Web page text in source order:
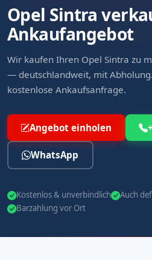
Opel Sintra
Ankaufangebot
Wir kaufen Ihren Opel Sintra zu
— deutschlandweit, mit
kostenlose Ankaufsanfrage.
Angebot einholen
WhatsApp
Kostenlos & unverbindlich
Auch
Barzahlung vor Ort